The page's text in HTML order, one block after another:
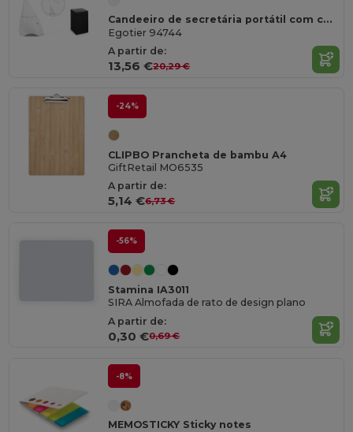
Candeeiro de secretária portátil com coluna e autonomia 5h em ABS reciclado (100% rABS)
Egotier 94744
A partir de:
13,56 €20,29 €
-24%
CLIPBO Prancheta de bambu A4
GiftRetail MO6535
A partir de:
5,14 €6,73 €
-56%
Stamina IA3011
SIRA Almofada de rato de design plano
A partir de:
0,30 €0,69 €
-8%
MEMOSTICKY Sticky notes